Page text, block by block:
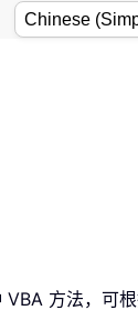
方法，可